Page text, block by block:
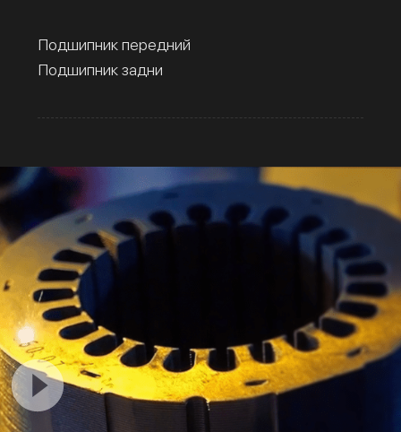
Подшипник передний
Подшипник задни